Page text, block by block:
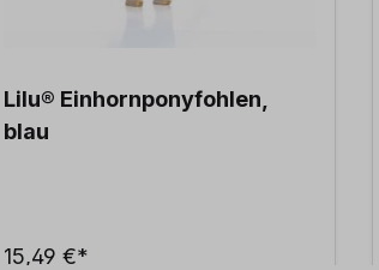
Lilu® Einhornponyfohlen,
blau
15,49 €*